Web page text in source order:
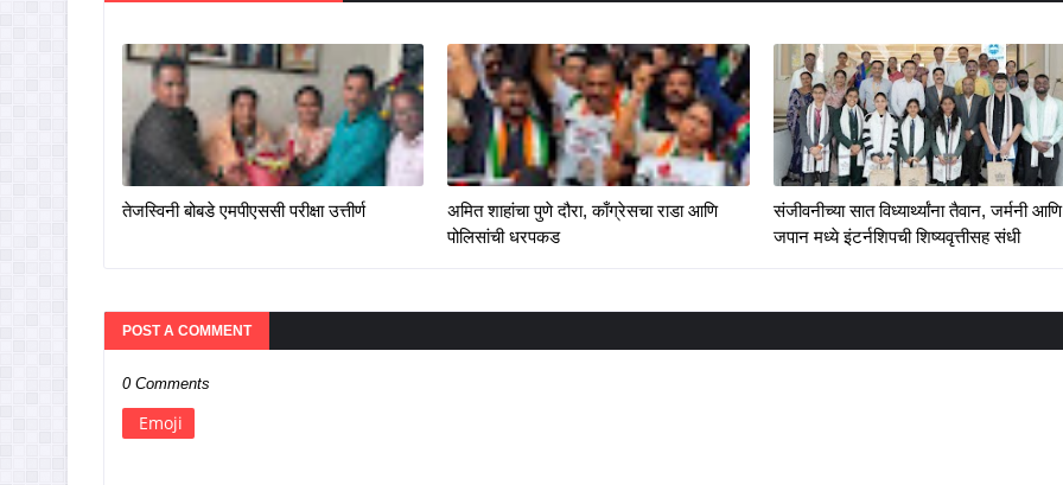
तेजस्विनी बोबडे एमपीएससी परीक्षा उत्तीर्ण
अमित शाहांचा पुणे दौरा, काँग्रेसचा राडा आणि
पोलिसांची धरपकड
संजीवनीच्या सात विध्यार्थ्यांना तैवान, जर्मनी आणि
जपान मध्ये इंटर्नशिपची शिष्यवृत्तीसह संधी
POST A COMMENT
0 Comments
Emoji